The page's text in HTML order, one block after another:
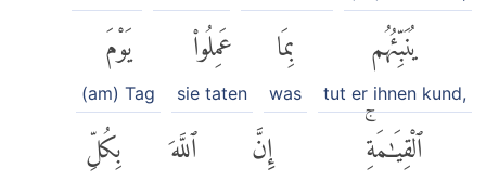
يُنَبِّئُهُم
tut er ihnen kund,
بِمَا
was
عَمِلُوا۟
sie taten
يَوْمَ
(am) Tag
ٱلْقِيَٰمَةِۚ إِنَّ ٱللَّهَ بِكُلِّ